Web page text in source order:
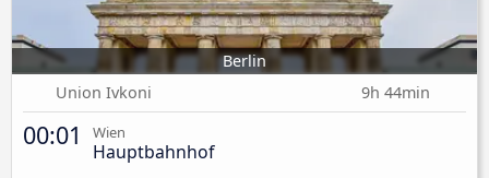
Berlin
Union Ivkoni
9h 44min
00:01 Wien
Hauptbahnhof